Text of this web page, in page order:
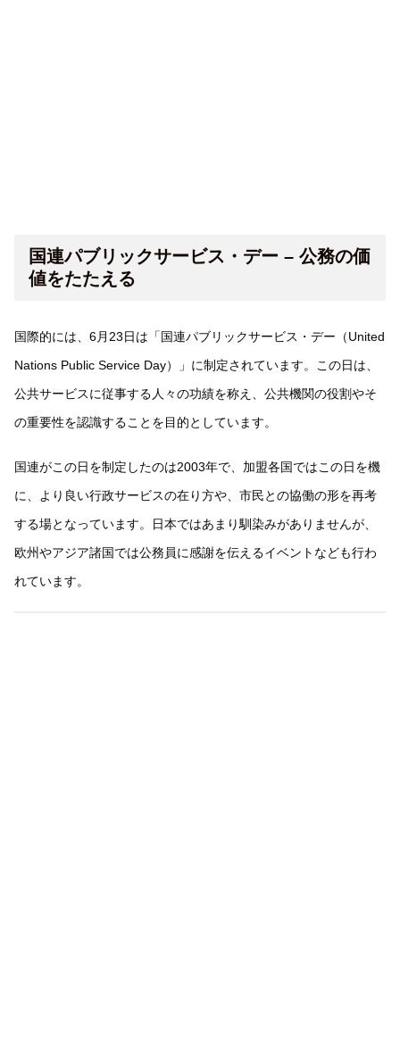
国連パブリックサービス・デー – 公務の価
値をたたえる
国際的には、6月23日は「国連パブリックサービス・デー（United
Nations Public Service Day）」に制定されています。この日は、
公共サービスに従事する人々の功績を称え、公共機関の役割やそ
の重要性を認識することを目的としています。
国連がこの日を制定したのは2003年で、加盟各国ではこの日を機
に、より良い行政サービスの在り方や、市民との協働の形を再考
する場となっています。日本ではあまり馴染みがありませんが、
欧州やアジア諸国では公務員に感謝を伝えるイベントなども行わ
れています。